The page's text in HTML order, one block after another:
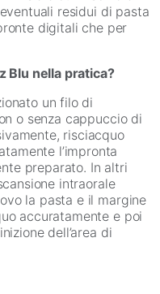
residui di pasta
digitali che per
Blu nella pratica?
un filo di
o senza cappuccio di
risciacquo
l’impronta
preparato. In altri
intraorale
la pasta e il margine
accuratamente e poi
dell’area di